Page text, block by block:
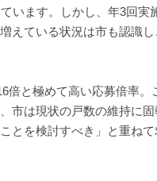
います。しかし、年3回実
えている状況は市も認識
倍と極めて高い応募倍率。
市は現状の戸数の維持に
とを検討すべき」と重ねて